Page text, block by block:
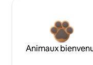
Animaux